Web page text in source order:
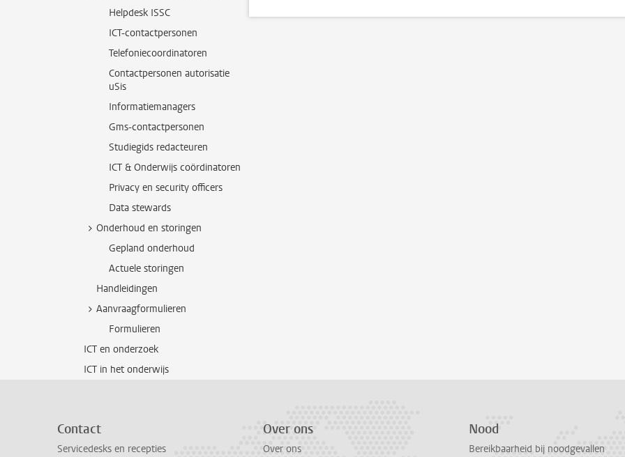
Helpdesk ISSC
ICT-contactpersonen
Telefoniecoordinatoren
Contactpersonen autorisatie
uSis
Informatiemanagers
Gms-contactpersonen
Studiegids redacteuren
ICT & Onderwijs coördinatoren
Privacy en security officers
Data stewards
Onderhoud en storingen
Gepland onderhoud
Actuele storingen
Handleidingen
Aanvraagformulieren
Formulieren
ICT en onderzoek
ICT in het onderwijs
Contact
Servicedesks en recepties
Over ons
Over ons
Nood
Bereikbaarheid bij noodgevallen